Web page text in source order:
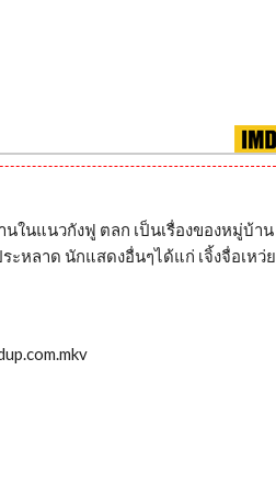
ในแนวกังฟู ตลก เป็นเรื่องของหมู่บ้าน
หลาด นักแสดงอื่นๆได้แก่ เจิ้งจื่อเหว่ย